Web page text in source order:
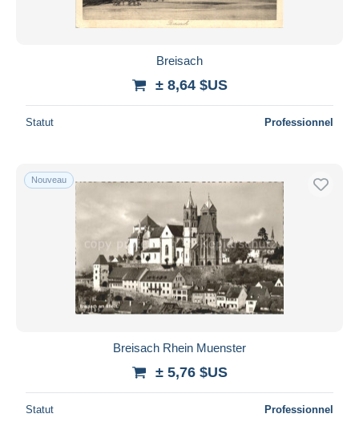
Breisach
± 8,64 $US
Statut Professionnel
Nouveau
Breisach Rhein Muenster
± 5,76 $US
Statut Professionnel